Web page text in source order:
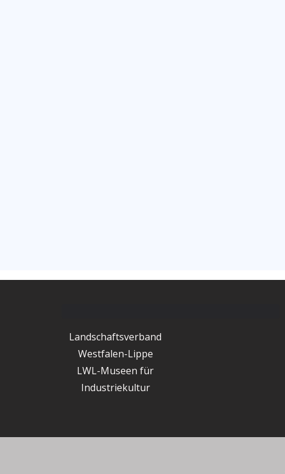
Landschaftsverband
Westfalen-Lippe
LWL-Museen für
Industriekultur